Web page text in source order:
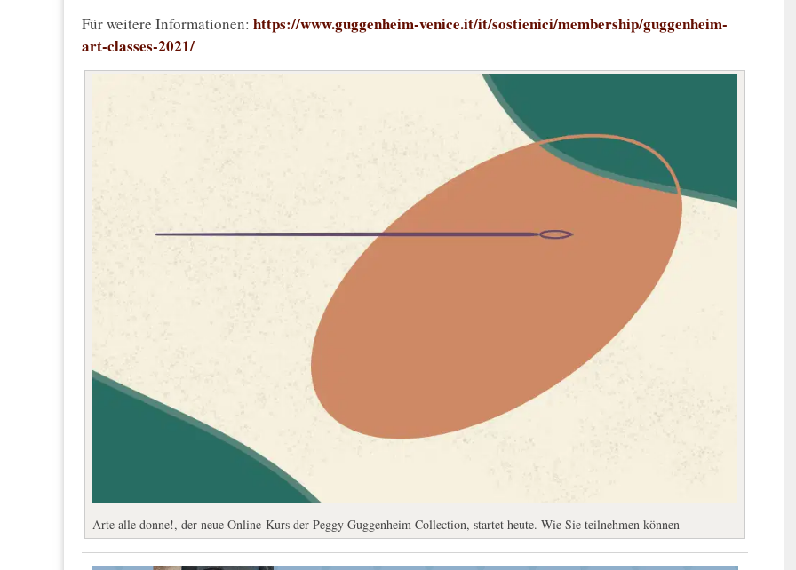
Für weitere Informationen: https://www.guggenheim-venice.it/it/sostienici/membership/guggenheim-
art-classes-2021/
Arte alle donne!, der neue Online-Kurs der Peggy Guggenheim Collection, startet heute. Wie Sie teilnehmen können